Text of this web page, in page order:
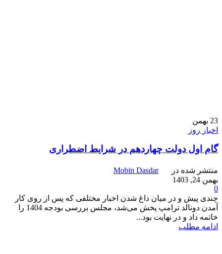
23 بهمن
اخبار روز
گام اول دولت چهاردهم در شرایط اضطراری
منتشر شده در
Mobin Dasdar
بهمن 24, 1403
0
چندی پیش و در میان داغ شدن اخبار مختلفی که پس از روی کار
آمدن دونالد ترامپ پخش می‌شد، مجلس بررسی بودجه 1404 را
خاتمه داد و در نهایت بود...
ادامه مطلب